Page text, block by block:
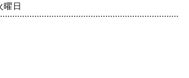
曜日